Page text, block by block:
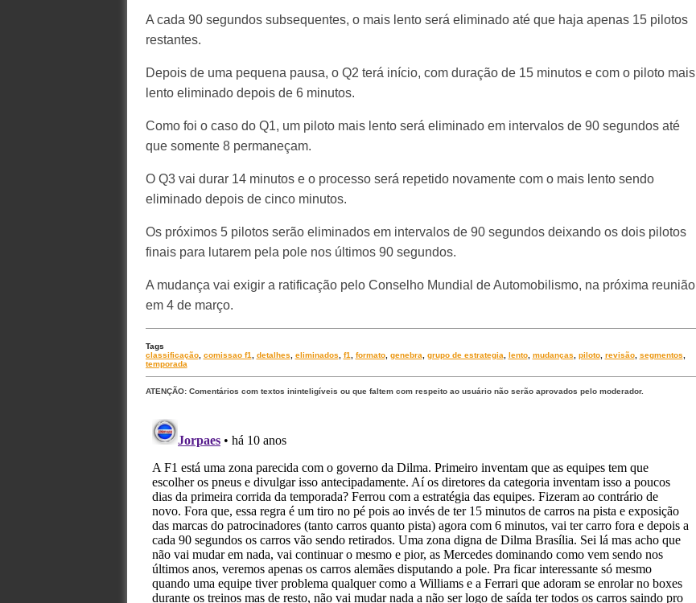
A cada 90 segundos subsequentes, o mais lento será eliminado até que haja apenas 15 pilotos
restantes.
Depois de uma pequena pausa, o Q2 terá início, com duração de 15 minutos e com o piloto mais
lento eliminado depois de 6 minutos.
Como foi o caso do Q1, um piloto mais lento será eliminado em intervalos de 90 segundos até
que somente 8 permaneçam.
O Q3 vai durar 14 minutos e o processo será repetido novamente com o mais lento sendo
eliminado depois de cinco minutos.
Os próximos 5 pilotos serão eliminados em intervalos de 90 segundos deixando os dois pilotos
finais para lutarem pela pole nos últimos 90 segundos.
A mudança vai exigir a ratificação pelo Conselho Mundial de Automobilismo, na próxima reunião
em 4 de março.
Tags
classificação, comissao f1 detalhes eliminados f1 formato, genebra grupo de estrategia lento, mudanças piloto, revisão, segmentos
temporada
ATENÇÃO: Comentários com textos ininteligíveis ou que faltem com respeito ao usuário não serão aprovados pelo moderador.